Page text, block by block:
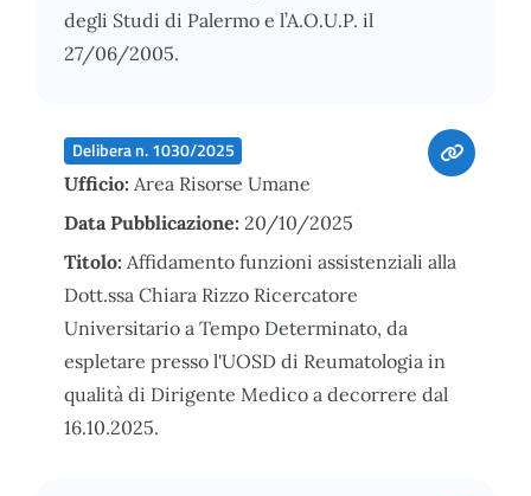
degli Studi di Palermo e l’A.O.U.P. il
27/06/2005.
Delibera n. 1030/2025
Ufficio: Area Risorse Umane
Data Pubblicazione: 20/10/2025
Titolo: Affidamento funzioni assistenziali alla
Dott.ssa Chiara Rizzo Ricercatore
Universitario a Tempo Determinato, da
espletare presso l'UOSD di Reumatologia in
qualità di Dirigente Medico a decorrere dal
16.10.2025.